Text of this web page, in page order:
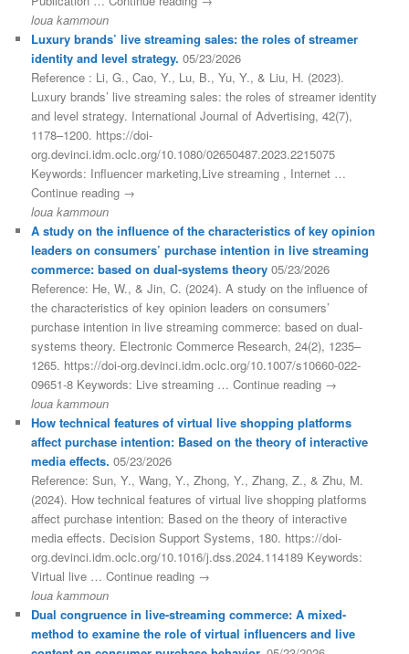
loua kammoun
Luxury brands’ live streaming sales: the roles of streamer
identity and level strategy. 05/23/2026
Reference : Li, G., Cao, Y., Lu, B., Yu, Y., & Liu, H. (2023).
Luxury brands’ live streaming sales: the roles of streamer identity
and level strategy. International Journal of Advertising, 42(7),
1178–1200. https://doi-
org.devinci.idm.oclc.org/10.1080/02650487.2023.2215075
Keywords: Influencer marketing,Live streaming , Internet …
Continue reading →
loua kammoun
A study on the influence of the characteristics of key opinion
leaders on consumers’ purchase intention in live streaming
commerce: based on dual-systems theory 05/23/2026
Reference: He, W., & Jin, C. (2024). A study on the influence of
the characteristics of key opinion leaders on consumers’
purchase intention in live streaming commerce: based on dual-
systems theory. Electronic Commerce Research, 24(2), 1235–
1265. https://doi-org.devinci.idm.oclc.org/10.1007/s10660-022-
09651-8 Keywords: Live streaming … Continue reading →
loua kammoun
How technical features of virtual live shopping platforms
affect purchase intention: Based on the theory of interactive
media effects. 05/23/2026
Reference: Sun, Y., Wang, Y., Zhong, Y., Zhang, Z., & Zhu, M.
(2024). How technical features of virtual live shopping platforms
affect purchase intention: Based on the theory of interactive
media effects. Decision Support Systems, 180. https://doi-
org.devinci.idm.oclc.org/10.1016/j.dss.2024.114189 Keywords:
Virtual live … Continue reading →
loua kammoun
Dual congruence in live-streaming commerce: A mixed-
method to examine the role of virtual influencers and live